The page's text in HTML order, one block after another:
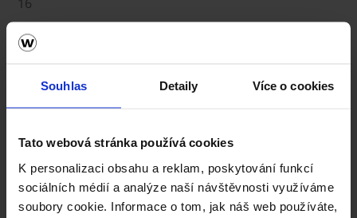
Souhlas Detaily Více o cookies
Tato webová stránka používá cookies
K personalizaci obsahu a reklam, poskytování funkcí
sociálních médií a analýze naší návštěvnosti využíváme
soubory cookie. Informace o tom, jak náš web používáte,
60 x 20 x 16
Číslo produktu (SAP)
5
Rozměry (d x š x v)
47 x 27 x 5